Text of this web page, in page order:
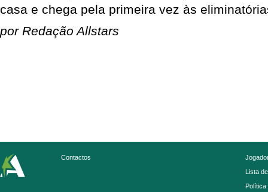
casa e chega pela primeira vez às
por Redação Allstars
Contactos
Lista
Política